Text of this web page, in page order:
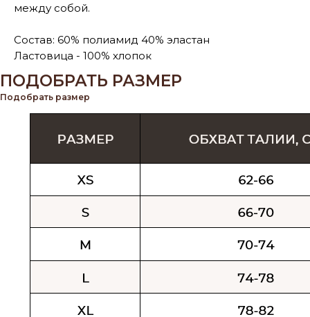
между собой.
Состав: 60% полиамид 40% эластан
Ластовица - 100% хлопок
ПОДОБРАТЬ РАЗМЕР
Подобрать размер